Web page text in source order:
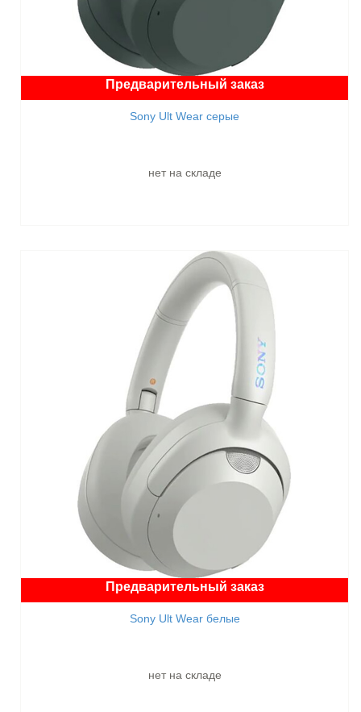
Предварительный заказ
Sony Ult Wear серые
нет на складе
Предварительный заказ
Sony Ult Wear белые
нет на складе